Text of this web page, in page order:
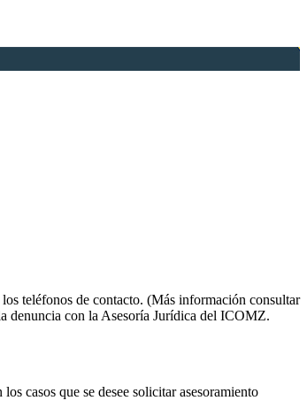
teléfonos de contacto. (Más información consultar
denuncia con la Asesoría Jurídica del ICOMZ.
casos que se desee solicitar asesoramiento